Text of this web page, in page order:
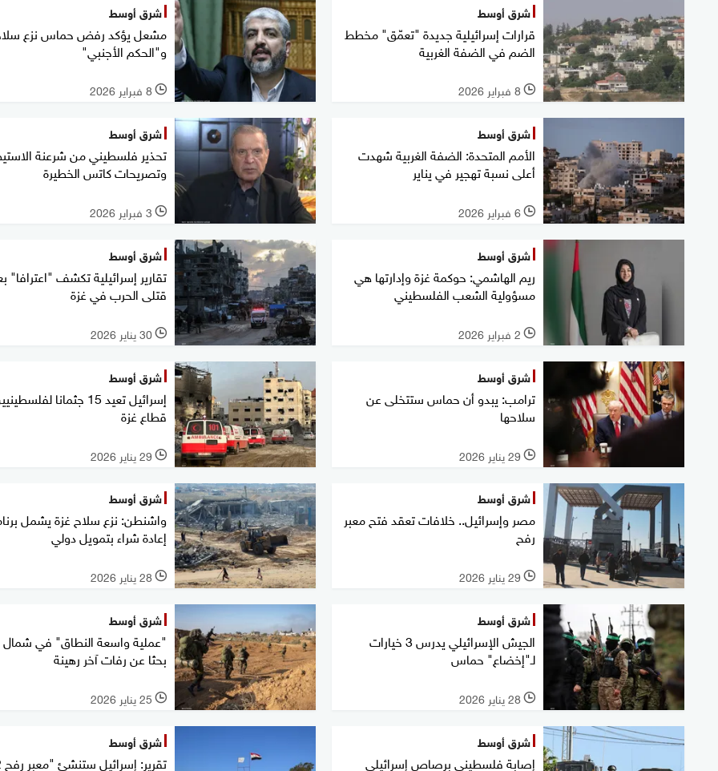
شرق أوسط
قرارات إسرائيلية جديدة "تعمّق" مخطط
الضم في الضفة الغربية
l 8 فبراير 2026
شرق أوسط
مشعل يؤكد رفض حماس نزع
و"الحكم الأجنبي"
l 8 فبراير 2026
شرق أوسط
الأمم المتحدة: الضفة الغربية شهدت
أعلى نسبة تهجير في يناير
l 6 فبراير 2026
شرق أوسط
تحذير فلسطيني من شرعنة
وتصريحات كاتس الخطيرة
l 3 فبراير 2026
شرق أوسط
ريم الهاشمي: حوكمة غزة وإدارتها هي
مسؤولية الشعب الفلسطيني
l 2 فبراير 2026
شرق أوسط
تقارير إسرائيلية تكشف "اعترافا"
قتلى الحرب في غزة
l 30 يناير 2026
شرق أوسط
ترامب: يبدو أن حماس ستتخلى عن
سلاحها
l 29 يناير 2026
شرق أوسط
إسرائيل تعيد 15 جثمانا
قطاع غزة
l 29 يناير 2026
شرق أوسط
مصر وإسرائيل.. خلافات تعقد فتح معبر
رفح
l 29 يناير 2026
شرق أوسط
واشنطن: نزع سلاح غزة يشمل
إعادة شراء بتمويل دولي
l 28 يناير 2026
شرق أوسط
الجيش الإسرائيلي يدرس 3 خيارات
لـ"إخضاع" حماس
l 28 يناير 2026
شرق أوسط
"عملية واسعة النطاق" في شمال
بحثا عن رفات آخر رهينة
l 25 يناير 2026
شرق أوسط
إصابة فلسطيني برصاص إسرائيلي
شرق أوسط